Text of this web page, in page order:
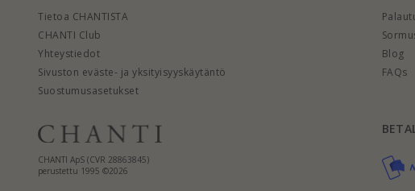
Tietoa CHANTISTA
CHANTI Club
Yhteystiedot
Sivuston eväste- ja yksityisyyskäytäntö
Suostumusasetukset
Blog
FAQs
CHANTI ApS (CVR 28863845)
perustettu 1995 ©2026